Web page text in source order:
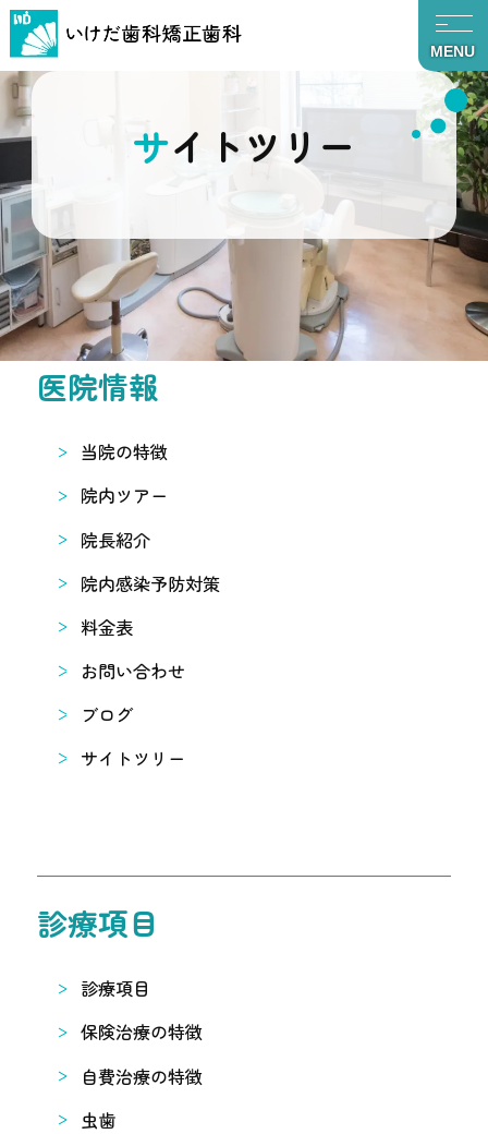
MENU
サイトツリー
TOP サイトツリー
医院情報
当院の特徴
院内ツアー
院長紹介
院内感染予防対策
料金表
お問い合わせ
ブログ
サイトツリー
診療項目
診療項目
保険治療の特徴
自費治療の特徴
虫歯